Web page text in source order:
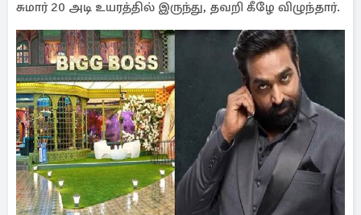
சுமார் 20 அடி உயரத்தில் இருந்து, தவறி கீழே விழுந்தார்.